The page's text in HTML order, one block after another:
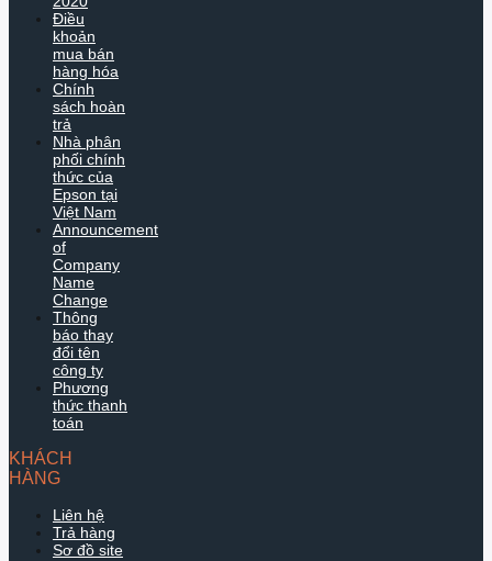
Điều
khoản
mua bán
hàng hóa
Chính
sách hoàn
trả
Nhà phân
phối chính
thức của
Epson tại
Việt Nam
Announcement
of
Company
Name
Change
Thông
báo thay
đổi tên
công ty
Phương
thức thanh
toán
KHÁCH
HÀNG
Liên hệ
Trả hàng
Sơ đồ site